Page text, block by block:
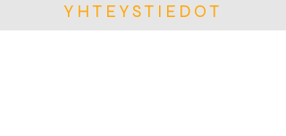
YHTEYSTIEDOT